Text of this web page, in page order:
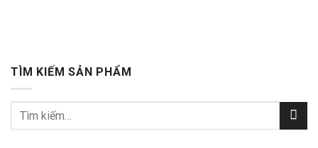
TÌM KIẾM SẢN PHẨM
Tìm